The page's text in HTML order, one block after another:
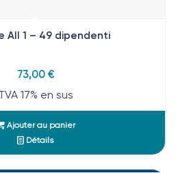
All 1 – 49 dipendenti
73,00 €
17% en sus
Ajouter au panier
Détails